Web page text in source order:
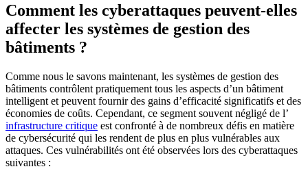
Comment les cyberattaques peuvent-elles
affecter les systèmes de gestion des
bâtiments ?
Comme nous le savons maintenant, les systèmes de gestion des
bâtiments contrôlent pratiquement tous les aspects d’un bâtiment
intelligent et peuvent fournir des gains d’efficacité significatifs et des
économies de coûts. Cependant, ce segment souvent négligé de l’
infrastructure critique est confronté à de nombreux défis en matière
de cybersécurité qui les rendent de plus en plus vulnérables aux
attaques. Ces vulnérabilités ont été observées lors des cyberattaques
suivantes :